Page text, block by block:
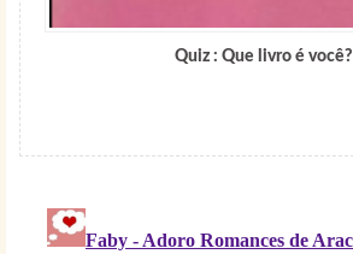
Quiz : Que livro é você?